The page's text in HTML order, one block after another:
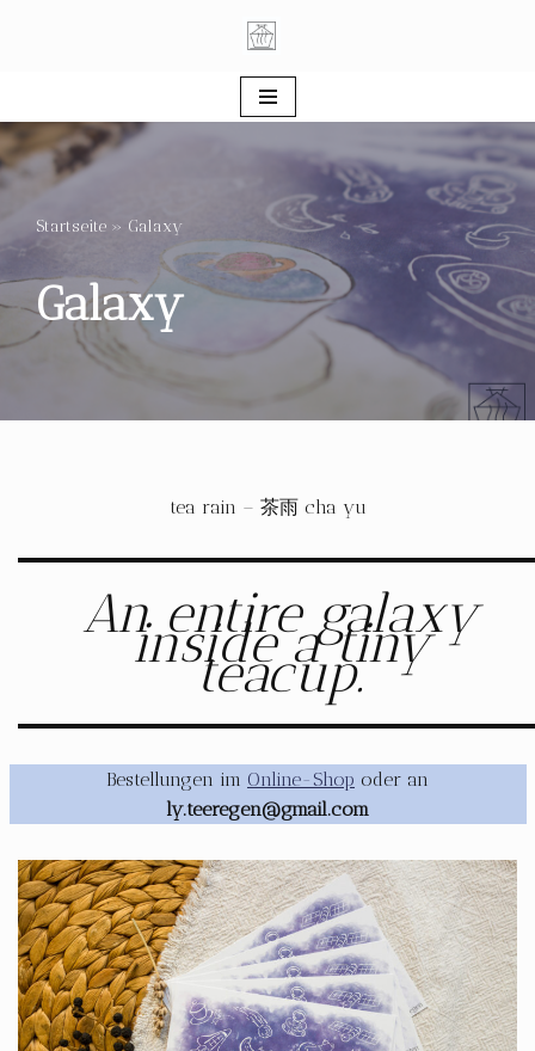
springen
Startseite » Galaxy
Galaxy
tea rain – 茶雨 cha yu
An entire galaxy
inside a tiny
teacup.
Bestellungen im Online-Shop oder an
ly.teeregen@gmail.com